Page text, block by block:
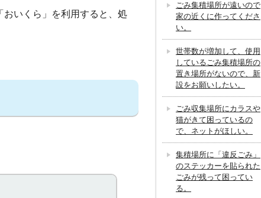
いくら」を利用すると、処
ごみ集積場所が遠いので
家の近くに作ってくださ
い。
世帯数が増加して、使用
しているごみ集積場所の
置き場所がないので、新
設をお願いしたい。
ごみ収集場所にカラスや
猫がきて困っているの
で、ネットがほしい。
集積場所に「違反ごみ」
のステッカーを貼られた
ごみが残って困ってい
る。